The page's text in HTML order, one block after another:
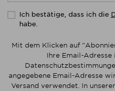
Ich bestätige, dass ich die
habe.
Mit dem Klicken auf
Ihre Email-Adresse
angegebene Email-Adresse
Versand verwendet. In